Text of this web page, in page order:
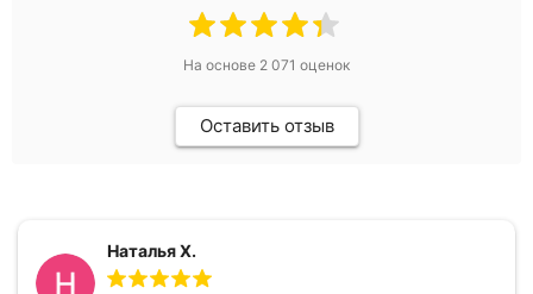
На основе 2 071 оценок
Оставить отзыв
Наталья Х.